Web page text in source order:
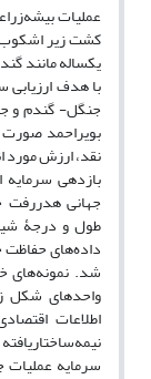
عملیات
کشت زیر اشکوب
یکساله مانند
با هدف
جنگل- گندم و
بویراحمد صورت
نقد، ارزش مورد
بازدهی
جهانی هدررفت
طول و درجۀ
داده‌های
واحدهای شکل
اطلاعات